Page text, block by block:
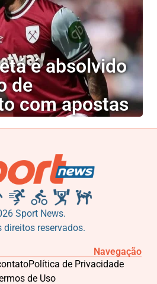
é absolvido
de
com apostas
Sport News.
direitos reservados.
Navegação
Política de Privacidade
de Uso